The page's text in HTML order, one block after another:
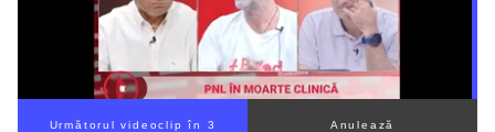
Următorul videoclip în 2 Anulează